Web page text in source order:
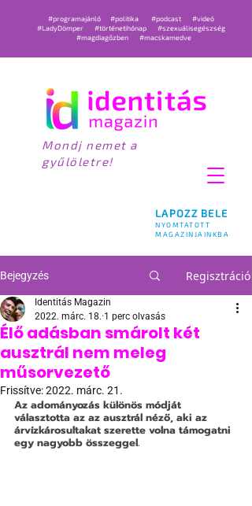
LAPOZZ BELE
NYOMTATOTT
MAGAZINJAINKBA
#programajánló #politika #podcast
#videó
#LadyDömper
#történetihónap
#szexuálisegészség
#magdiagőzben
#macskamedve
Mondj nemet a
gyűlöletre!
Bejegyzés Regisztráció
Élő adásban smárolt két
ausztrál nem meleg
műsorvezető
Identitás Magazin
2022. márc. 18. 1 perc olvasás
Frissítve:2022. márc. 21.
Az adományozás különös módját
választotta az az ausztrál néző, aki az
árvízkárosultakat szerette volna támogatni
egy nagyobb összeggel.